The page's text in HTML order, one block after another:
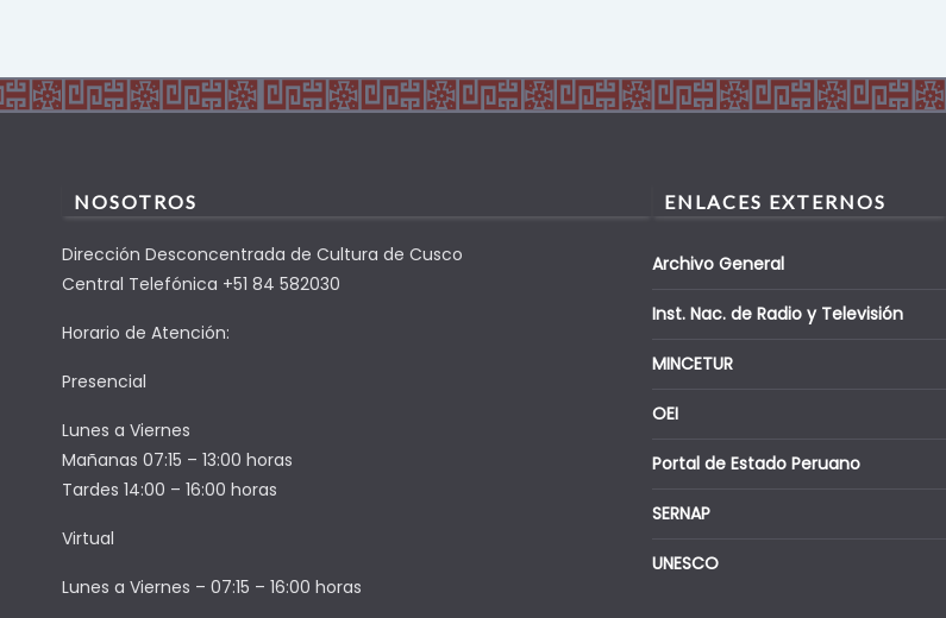
NOSOTROS
Dirección Desconcentrada de Cultura de Cusco
Central Telefónica +51 84 582030
Horario de Atención:
Presencial
Lunes a Viernes
Mañanas 07:15 – 13:00 horas
Tardes 14:00 – 16:00 horas
Virtual
Lunes a Viernes – 07:15 – 16:00 horas
ENLACES EXTERNOS
Archivo General
Inst. Nac. de Radio y Televisión
MINCETUR
OEI
Portal de Estado Peruano
SERNAP
UNESCO